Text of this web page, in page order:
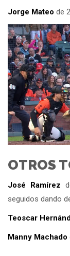
Jorge Mateo de
OTROS
José Ramírez
seguidos dando
Teoscar
Manny Machado